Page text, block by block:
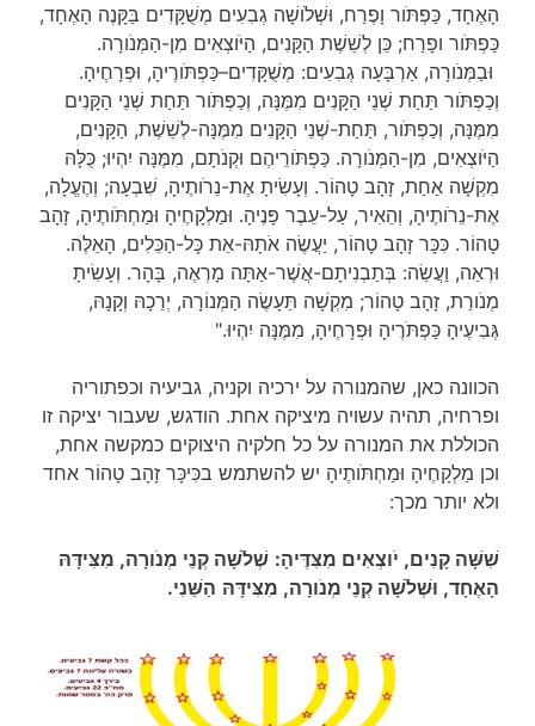
הָאֶחָד, כַּפְתֹּור וָפֶרַח, וּשְׁלֹושָׁה גְבִעִים מְשֻׁקָּדִים בַּקָּנֶה הָאֶחָד,
כַּפְתֹּור ופָרַח; כֵּן לְשֵׁשֶׁת הַקָּנִים, הַיֹּוצְאִים מִן-הַמְּנֹורָה.
וּבַמְּנֹורָה, אַרְבָּעָה גְבִעִים: מְשֻׁקָּדִים–כַּפְתֹּורֶיהָ, וּפְרָחֶיהָ.
וְכַפְתֹּור תַּחַת שְׁנֵי הַקָּנִים מִמֶּנָּה, וְכַפְתֹּור תַּחַת שְׁנֵי הַקָּנִים
מִמֶּנָּה, וְכַפְתֹּור, תַּחַת-שְׁנֵי הַקָּנִים מִמֶּנָּה-לְשֵׁשֶׁת, הַקָּנִים,
הַיֹּוצְאִים, מִן-הַמְּנֹורָה. כַּפְתֹּורֵיהֶם וּקְנֹתָם, מִמֶּנָּה יִהְיוּ; כֻּלָּהּ
מִקְשָׁה אַחַת, זָהָב טָהוֹר. וְעָשִׂיתָ אֶת-נֵרֹותֶיהָ, שִׁבְעָה; וְהֶעֱלָה,
אֶת-נֵרֹותֶיהָ, וְהֵאִיר, עַל-עֵבֶר פָּנֶיהָ. וּמַלְקָחֶיהָ וּמַחְתֹּותֶיהָ, זָהָב
טָהוֹר. כִּכָּר זָהָב טָהוֹר, יַעֲשֶׂה אֹתָהּ-אֵת כָּל-הַכֵּלִים, הָאֵלֶּה.
וּרְאֵה, וַעֲשֵׂה: בְּתַבְנִיתָם-אֲשֶׁר-אַתָּה מָרְאֶה, בָּהָר. וְעָשִׂיתָ
מְנֹורַת, זָהָב טָהוֹר; מִקְשָׁה תֵּעָשֶׂה הַמְּנוֹרָה, יְרֵכָהּ וְקָנָהּ,
גְּבִיעֶיהָ כַּפְתֹּרֶיהָ וּפְרָחֶיהָ, מִמֶּנָּה יִהְיוּ."
הכוונה כאן, שהמנורה על ירכיה וקניה, גביעיה וכפתוריה
ופרחיה, תהיה עשויה מיציקה אחת. הודגש, שעבור יציקה זו
הכוללת את המנורה על כל חלקיה היצוקים כמקשה אחת,
וכן מַלְקָחֶיהָ וּמַחְתֹּותֶיהָ יש להשתמש בכִּיכָּר זָהָב טָהוֹר אחד
ולא יותר מכך:
שִׁשָּׁה קָנִים, יֹוצְאִים מִצִּדֶּיהָ: שְׁלֹשָׁה קְנֵי מְנֹורָה, מִצִּידָּהּ
הָאֶחָד, וּשְׁלֹשָׁה קְנֵי מְנֹורָה, מִצִּידָּהּ הַשֵּׁנִי.